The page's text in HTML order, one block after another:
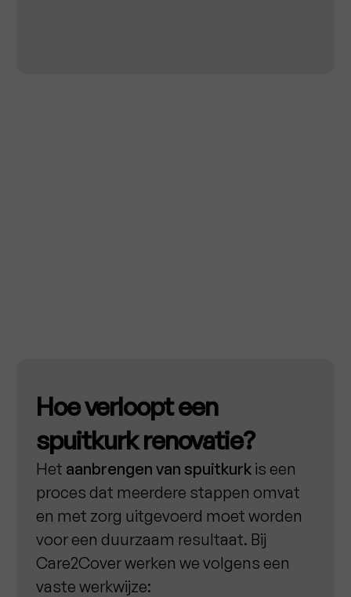
Hoe verloopt een
spuitkurk renovatie?
Het aanbrengen van spuitkurk is een
proces dat meerdere stappen omvat
en met zorg uitgevoerd moet worden
voor een duurzaam resultaat. Bij
Care2Cover werken we volgens een
vaste werkwijze: